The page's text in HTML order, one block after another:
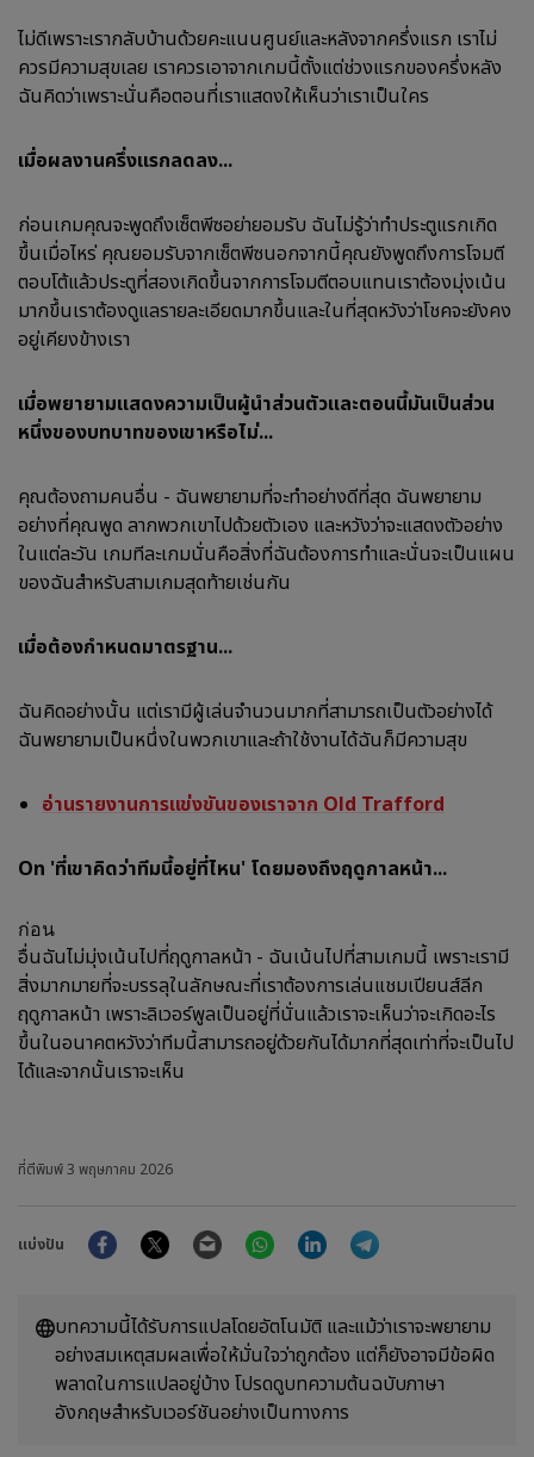
ไม่ดีเพราะเรากลับบ้านด้วยคะแนนศูนย์และหลังจากครึ่งแรก เราไม่
ควรมีความสุขเลย เราควรเอาจากเกมนี้ตั้งแต่ช่วงแรกของครึ่งหลัง
ฉันคิดว่าเพราะนั่นคือตอนที่เราแสดงให้เห็นว่าเราเป็นใคร
เมื่อผลงานครึ่งแรกลดลง...
ก่อนเกมคุณจะพูดถึงเซ็ตพีซอย่ายอมรับ ฉันไม่รู้ว่าทำประตูแรกเกิด
ขึ้นเมื่อไหร่ คุณยอมรับจากเซ็ตพีซนอกจากนี้คุณยังพูดถึงการโจมตี
ตอบโต้แล้วประตูที่สองเกิดขึ้นจากการโจมตีตอบแทนเราต้องมุ่งเน้น
มากขึ้นเราต้องดูแลรายละเอียดมากขึ้นและในที่สุดหวังว่าโชคจะยังคง
อยู่เคียงข้างเรา
เมื่อพยายามแสดงความเป็นผู้นำส่วนตัวและตอนนี้มันเป็นส่วน
หนึ่งของบทบาทของเขาหรือไม่...
คุณต้องถามคนอื่น - ฉันพยายามที่จะทำอย่างดีที่สุด ฉันพยายาม
อย่างที่คุณพูด ลากพวกเขาไปด้วยตัวเอง และหวังว่าจะแสดงตัวอย่าง
ในแต่ละวัน เกมทีละเกมนั่นคือสิ่งที่ฉันต้องการทำและนั่นจะเป็นแผน
ของฉันสำหรับสามเกมสุดท้ายเช่นกัน
เมื่อต้องกำหนดมาตรฐาน...
ฉันคิดอย่างนั้น แต่เรามีผู้เล่นจำนวนมากที่สามารถเป็นตัวอย่างได้
ฉันพยายามเป็นหนึ่งในพวกเขาและถ้าใช้งานได้ฉันก็มีความสุข
อ่านรายงานการแข่งขันของเราจาก Old Trafford
On 'ที่เขาคิดว่าทีมนี้อยู่ที่ไหน' โดยมองถึงฤดูกาลหน้า...
ก่อน
อื่นฉันไม่มุ่งเน้นไปที่ฤดูกาลหน้า - ฉันเน้นไปที่สามเกมนี้ เพราะเรามี
สิ่งมากมายที่จะบรรลุในลักษณะที่เราต้องการเล่นแชมเปียนส์ลีก
ฤดูกาลหน้า เพราะลิเวอร์พูลเป็นอยู่ที่นั่นแล้วเราจะเห็นว่าจะเกิดอะไร
ขึ้นในอนาคตหวังว่าทีมนี้สามารถอยู่ด้วยกันได้มากที่สุดเท่าที่จะเป็นไป
ได้และจากนั้นเราจะเห็น
ที่ตีพิมพ์3 พฤษภาคม 2026
แบ่งปัน
FacebookTwitter Email WhatsAppLinkedIn
บทความนี้ได้รับการแปลโดยอัตโนมัติ และแม้ว่าเราจะพยายาม
อย่างสมเหตุสมผลเพื่อให้มั่นใจว่าถูกต้อง แต่ก็ยังอาจมีข้อผิด
พลาดในการแปลอยู่บ้าง โปรดดูบทความต้นฉบับภาษา
อังกฤษสำหรับเวอร์ชันอย่างเป็นทางการ